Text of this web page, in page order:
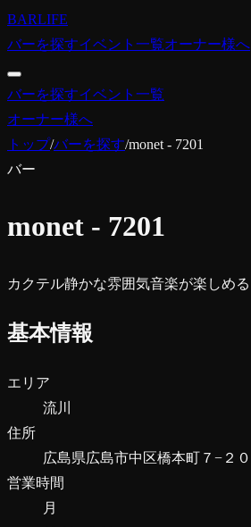
BARLIFE
バーを探すイベント一覧オーナー様へ
バーを探すイベント一覧
オーナー様へ
トップ/バーを探す/monet - 7201
バー
monet - 7201
カクテル静かな雰囲気音楽が楽しめる
基本情報
エリア
流川
住所
広島県広島市中区橋本町７−２０
営業時間
月